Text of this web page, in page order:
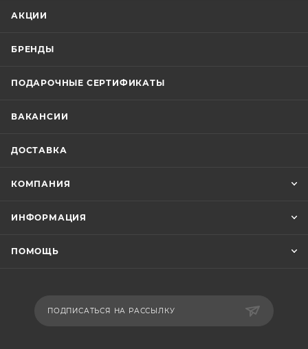
АКЦИИ
БРЕНДЫ
ПОДАРОЧНЫЕ СЕРТИФИКАТЫ
ВАКАНСИИ
ДОСТАВКА
КОМПАНИЯ
ИНФОРМАЦИЯ
ПОМОЩЬ
ПОДПИСАТЬСЯ НА РАССЫЛКУ